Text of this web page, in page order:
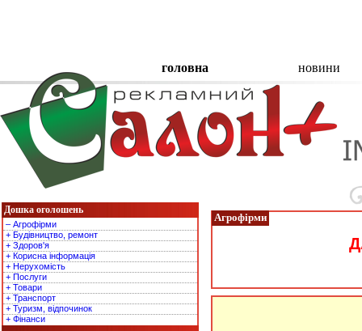
головна новини
Дошка оголошень
– Агрофірми
+ Будівництво, ремонт
+ Здоров'я
+ Корисна інформація
+ Нерухомість
+ Послуги
+ Товари
+ Транспорт
+ Туризм, відпочинок
+ Фінанси
Агрофірми